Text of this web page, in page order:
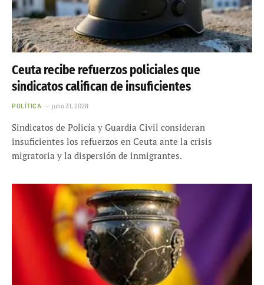
Ceuta recibe refuerzos policiales que
sindicatos califican de insuficientes
POLÍTICA julio 31, 2026
Sindicatos de Policía y Guardia Civil consideran
insuficientes los refuerzos en Ceuta ante la crisis
migratoria y la dispersión de inmigrantes.